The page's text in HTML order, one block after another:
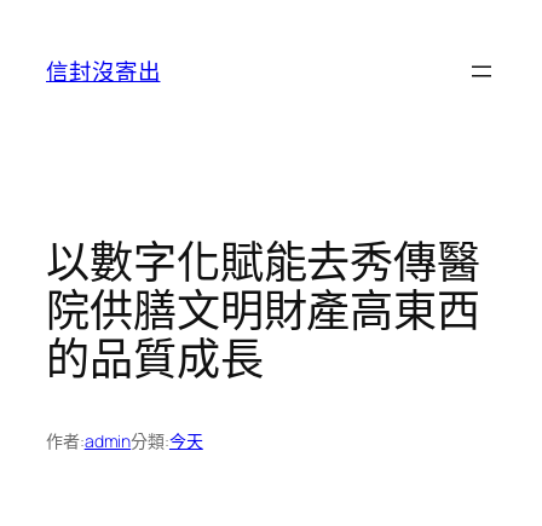
信封沒寄出
以數字化賦能去秀傳醫
院供膳文明財產高東西
的品質成長
作者:admin分類:今天